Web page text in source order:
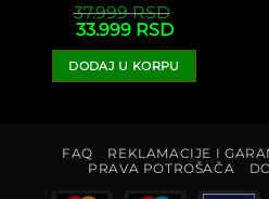
37.999RSD
Originalna
cena
je
bila:
37.999 RSD.
33.999 RSDTrenutna
cena
je:
33.999 RSD.
DODAJ U KORPU
FAQ REKLAMACIJE I
PRAVA POTROŠAČA